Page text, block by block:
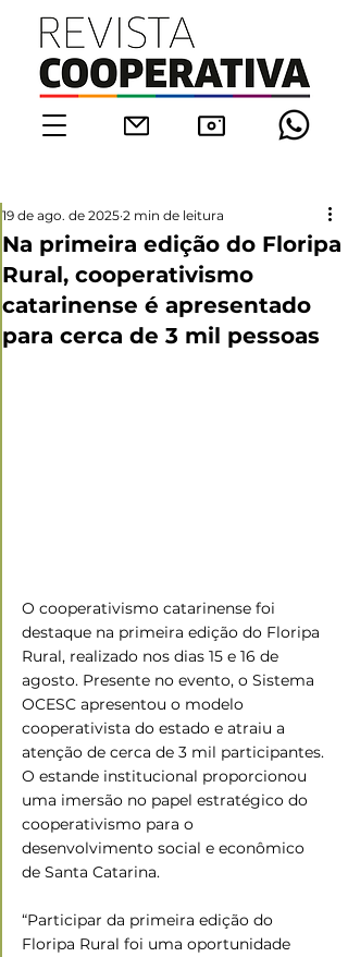
Na primeira edição do Floripa
Rural, cooperativismo
catarinense é apresentado
para cerca de 3 mil pessoas
19 de ago. de 2025 2 min de leitura
O cooperativismo catarinense foi
destaque na primeira edição do Floripa
Rural, realizado nos dias 15 e 16 de
agosto. Presente no evento, o Sistema
OCESC apresentou o modelo
cooperativista do estado e atraiu a
atenção de cerca de 3 mil participantes.
O estande institucional proporcionou
uma imersão no papel estratégico do
cooperativismo para o
desenvolvimento social e econômico
de Santa Catarina.
“Participar da primeira edição do
Floripa Rural foi uma oportunidade